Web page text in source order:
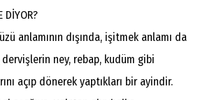
DİYOR?
anlamının dışında, işitmek anlamı da
ney, rebap, kudüm gibi
açıp dönerek yaptıkları bir ayindir.